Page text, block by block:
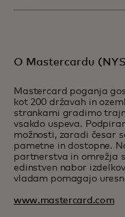
O Mastercardu
Mastercard poganja
kot 200 državah in
strankami gradimo
vsakdo uspeva.
možnosti, zaradi česar
pametne in dostopne.
partnerstva in omrežja
edinstven nabor
vladam pomagajo
www.mastercard.com